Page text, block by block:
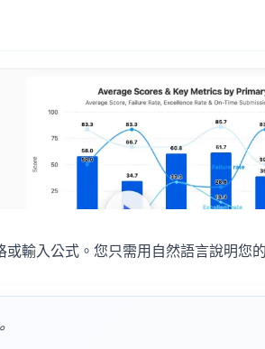
輸入公式。您只需用自然語言說明您